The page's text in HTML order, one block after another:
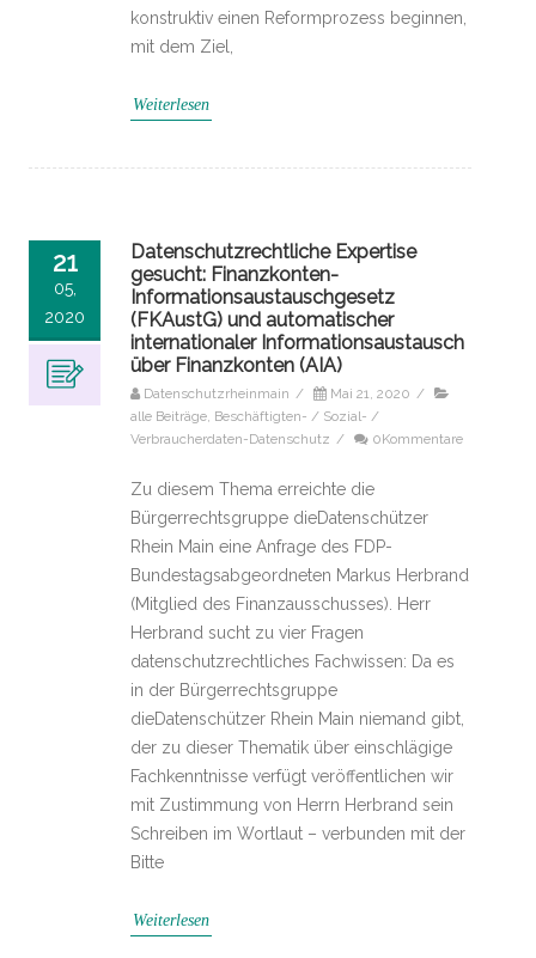
konstruktiv einen Reformprozess beginnen,
mit dem Ziel,
Weiterlesen
21
05,
2020
Datenschutzrechtliche Expertise
gesucht: Finanzkonten-
Informationsaustauschgesetz
(FKAustG) und automatischer
internationaler Informationsaustausch
über Finanzkonten (AIA)
Datenschutzrheinmain / Mai 21, 2020 /
alle Beiträge Beschäftigten- / Sozial- /
Verbraucherdaten-Datenschutz / 0Kommentare
Zu diesem Thema erreichte die
Bürgerrechtsgruppe dieDatenschützer
Rhein Main eine Anfrage des FDP-
Bundestagsabgeordneten Markus Herbrand
(Mitglied des Finanzausschusses). Herr
Herbrand sucht zu vier Fragen
datenschutzrechtliches Fachwissen: Da es
in der Bürgerrechtsgruppe
dieDatenschützer Rhein Main niemand gibt,
der zu dieser Thematik über einschlägige
Fachkenntnisse verfügt veröffentlichen wir
mit Zustimmung von Herrn Herbrand sein
Schreiben im Wortlaut – verbunden mit der
Bitte
Weiterlesen